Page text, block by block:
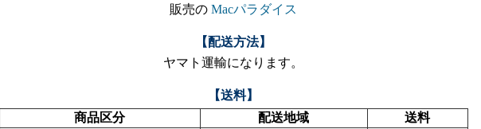
販売の Macパラダイス
【配送方法】
ヤマト運輸になります。
【送料】
商品区分
配送地域 送料